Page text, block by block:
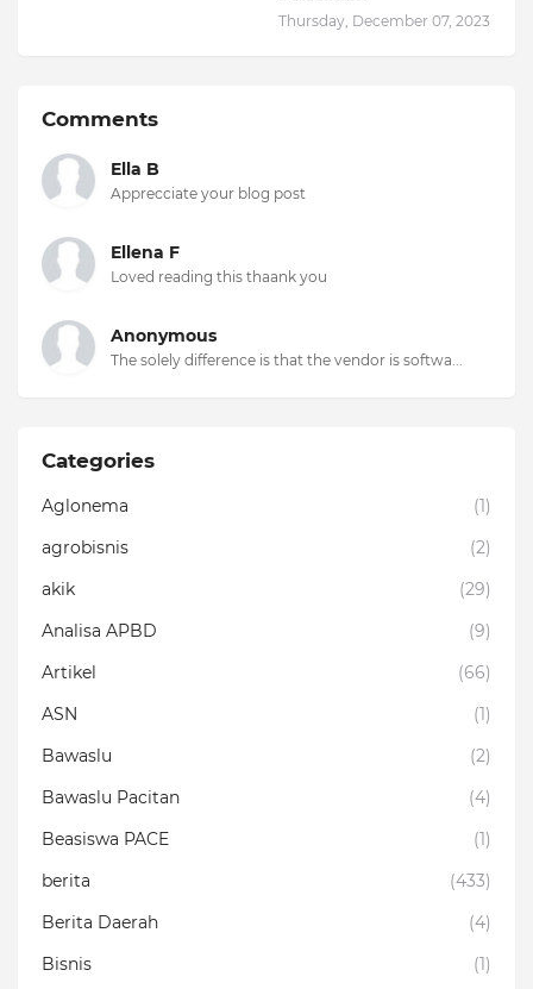
Thursday, December 07, 2023
Comments
Ella B
Apprecciate your blog post
Ellena F
Loved reading this thaank you
Anonymous
The solely difference is that the vendor is softwa...
Categories
Aglonema
(1)
agrobisnis
(2)
akik
(29)
Analisa APBD
(9)
Artikel
(66)
ASN
(1)
Bawaslu
(2)
Bawaslu Pacitan
(4)
Beasiswa PACE
(1)
berita
(433)
Berita Daerah
(4)
Bisnis
(1)